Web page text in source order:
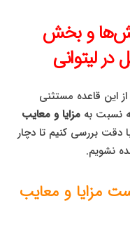
و بخش
لیتوانی
این قاعده مستثنی
نسبت بهمزایا و معایب
دقت بررسی کنیم تا دچار
نشویم.
مزایا و معایب